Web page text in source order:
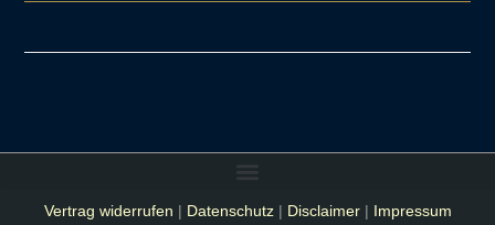
Vertrag widerrufen | Datenschutz| Disclaimer| Impressum